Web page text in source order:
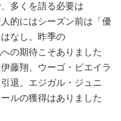
多くを語る必要は
的にはシーズン前は「優
なし。昨季の
の期待こそありました
藤翔、ウーゴ・ビエイラ
退。エジガル・ジュニ
ルの獲得はありました